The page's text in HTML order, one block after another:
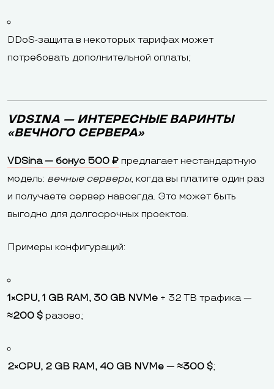
DDoS-защита в некоторых тарифах может
потребовать дополнительной оплаты;
VDSINA — ИНТЕРЕСНЫЕ ВАРИНТЫ
«ВЕЧНОГО СЕРВЕРА»
VDSina — бонус 500 ₽ предлагает нестандартную
модель: вечные серверы, когда вы платите один раз
и получаете сервер навсегда. Это может быть
выгодно для долгосрочных проектов.
Примеры конфигураций:
1×CPU, 1 GB RAM, 30 GB NVMe + 32 TB трафика —
≈200 $ разово;
2×CPU, 2 GB RAM, 40 GB NVMe — ≈300 $;